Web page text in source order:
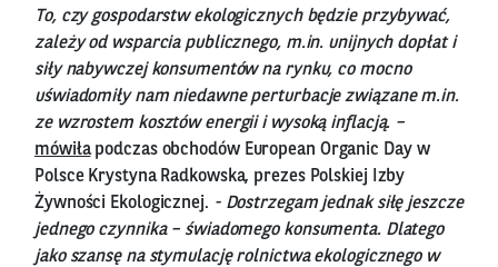
To, czy gospodarstw ekologicznych będzie przybywać,
zależy od wsparcia publicznego, m.in. unijnych dopłat i
siły nabywczej konsumentów na rynku, co mocno
uświadomiły nam niedawne perturbacje związane m.in.
ze wzrostem kosztów energii i wysoką inflacją. –
mówiłapodczas obchodów European Organic Day w
Polsce Krystyna Radkowska, prezes Polskiej Izby
Żywności Ekologicznej. - Dostrzegam jednak siłę jeszcze
jednego czynnika – świadomego konsumenta. Dlatego
jako szansę na stymulację rolnictwa ekologicznego w